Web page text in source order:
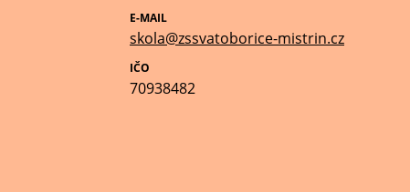
E-MAIL
skola@zssvatoborice-mistrin.cz
IČO
70938482